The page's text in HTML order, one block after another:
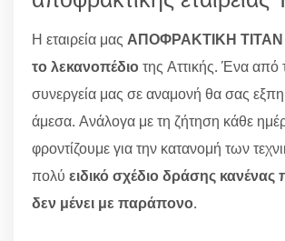
Η εταιρεία μας ΑΠΟΦΡΑΚΤΙΚΗ ΤΙΤΑΝ
το λεκανοπέδιοτης Αττικής. Ένα από
συνεργεία μας σε αναμονή θα σας
άμεσα. Ανάλογα με τη ζήτηση κάθε
φροντίζουμε για την κατανομή των
πολύ ειδικό σχέδιο δράσης κανένας
δεν μένει με παράπονο.